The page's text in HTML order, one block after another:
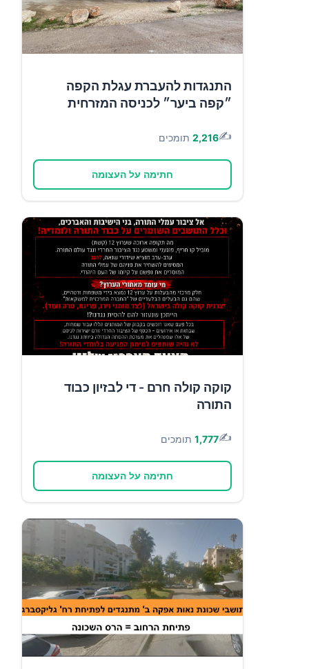
התנגדות להעברת עגלת הקפה
״קפה ביער״ לכניסה המזרחית
✍️
2,216 תומכים
חתימה על העצומה
קוקה קולה חרם - די לבזיון כבוד
התורה
✍️
1,777 תומכים
חתימה על העצומה